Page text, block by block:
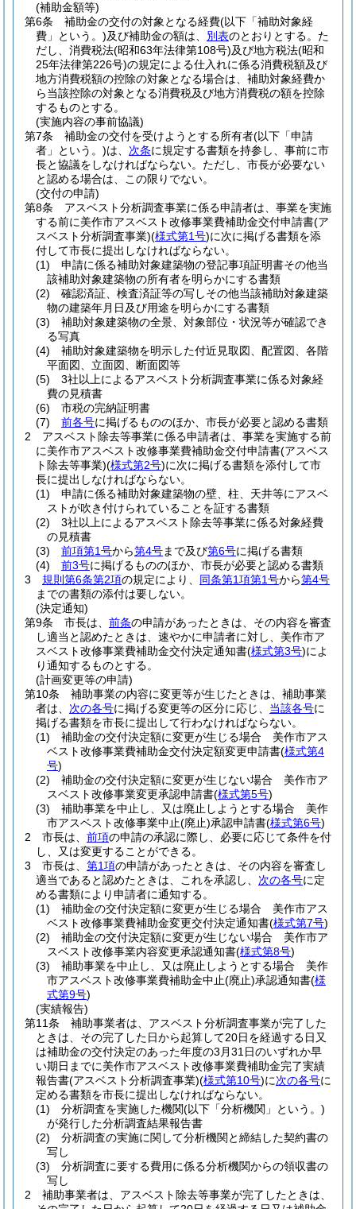
(補助金額等)
第6条
補助金の交付の対象となる経費(以下「補助対象経
費」という。)及び補助金の額は、 別表のとおりとする。 た
だし、消費税法(昭和63年法律第108号)及び地方税法(昭和
25年法律第226号)の規定による仕入れに係る消費税額及び
地方消費税額の控除の対象となる場合は、補助対象経費か
ら当該控除の対象となる消費税及び地方消費税の額を控除
するものとする。
(実施内容の事前協議)
第7条
補助金の交付を受けようとする所有者(以下「申請
者」という。)は、 次条に規定する書類を持参し、事前に市
長と協議をしなければならない。 ただし、市長が必要ない
と認める場合は、この限りでない。
(交付の申請)
第8条
アスベスト分析調査事業に係る申請者は、事業を実施
する前に美作市アスベスト改修事業費補助金交付申請書(ア
スベスト分析調査事業)(様式第1号)に次に掲げる書類を添
付して市長に提出しなければならない。
(1)
申請に係る補助対象建築物の登記事項証明書その他当
該補助対象建築物の所有者を明らかにする書類
(2)
確認済証、検査済証等の写しその他当該補助対象建築
物の建築年月日及び用途を明らかにする書類
(3)
補助対象建築物の全景、対象部位・状況等が確認でき
る写真
(4)
補助対象建築物を明示した付近見取図、配置図、各階
平面図、立面図、断面図等
(5)
3社以上によるアスベスト分析調査事業に係る対象経
費の見積書
(6)
市税の完納証明書
(7)
前各号に掲げるもののほか、市長が必要と認める書類
2
アスベスト除去等事業に係る申請者は、事業を実施する前
に美作市アスベスト改修事業費補助金交付申請書(アスベス
ト除去等事業)(様式第2号)に次に掲げる書類を添付して市
長に提出しなければならない。
(1)
申請に係る補助対象建築物の壁、柱、天井等にアスベ
ストが吹き付けられていることを証する書類
(2)
3社以上によるアスベスト除去等事業に係る対象経費
の見積書
(3)
前項第1号から第4号まで及び第6号に掲げる書類
(4)
前3号に掲げるもののほか、市長が必要と認める書類
3
規則第6条第2項の規定により、 同条第1項第1号から第4号
までの書類の添付は要しない。
(決定通知)
第9条
市長は、 前条の申請があったときは、その内容を審査
し適当と認めたときは、速やかに申請者に対し、美作市ア
スベスト改修事業費補助金交付決定通知書(様式第3号)によ
り通知するものとする。
(計画変更等の申請)
第10条
補助事業の内容に変更等が生じたときは、補助事業
者は、 次の各号に掲げる変更等の区分に応じ、 当該各号に
掲げる書類を市長に提出して行わなければならない。
(1)
補助金の交付決定額に変更が生じる場合 美作市アス
ベスト改修事業費補助金交付決定額変更申請書(様式第4
号)
(2)
補助金の交付決定額に変更が生じない場合 美作市ア
スベスト改修事業変更承認申請書(様式第5号)
(3)
補助事業を中止し、又は廃止しようとする場合 美作
市アスベスト改修事業中止(廃止)承認申請書(様式第6号)
2
市長は、 前項の申請の承認に際し、必要に応じて条件を付
し、又は変更することができる。
3
市長は、 第1項の申請があったときは、その内容を審査し
適当であると認めたときは、これを承認し、 次の各号に定
める書類により申請者に通知する。
(1)
補助金の交付決定額に変更が生じる場合 美作市アス
ベスト改修事業費補助金変更交付決定通知書(様式第7号)
(2)
補助金の交付決定額に変更が生じない場合 美作市ア
スベスト改修事業内容変更承認通知書(様式第8号)
(3)
補助事業を中止し、又は廃止しようとする場合 美作
市アスベスト改修事業費補助金中止(廃止)承認通知書(様
式第9号)
(実績報告)
第11条
補助事業者は、アスベスト分析調査事業が完了した
ときは、その完了した日から起算して20日を経過する日又
は補助金の交付決定のあった年度の3月31日のいずれか早
い期日までに美作市アスベスト改修事業費補助金完了実績
報告書(アスベスト分析調査事業)(様式第10号)に次の各号に
定める書類を市長に提出しなければならない。
(1)
分析調査を実施した機関(以下「分析機関」という。)
が発行した分析調査結果報告書
(2)
分析調査の実施に関して分析機関と締結した契約書の
写し
(3)
分析調査に要する費用に係る分析機関からの領収書の
写し
2
補助事業者は、アスベスト除去等事業が完了したときは、